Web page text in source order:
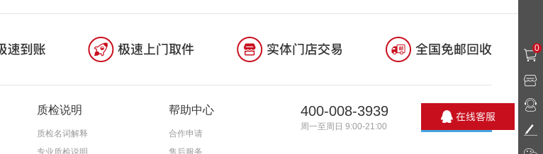
质检说明
质检名词解释
专业质检说明
帮助中心
合作申请
售后服务
400-008-3939
周一至周日 9:00-21:00
0